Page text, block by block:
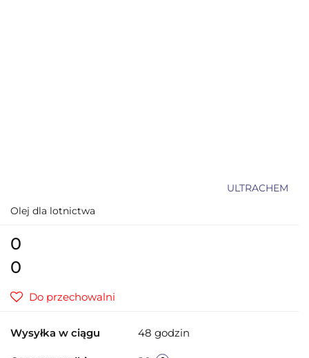
ULTRACHEM
Olej dla lotnictwa
0
0
Do przechowalni
Wysyłka w ciągu 48 godzin